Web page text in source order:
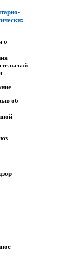
о
об